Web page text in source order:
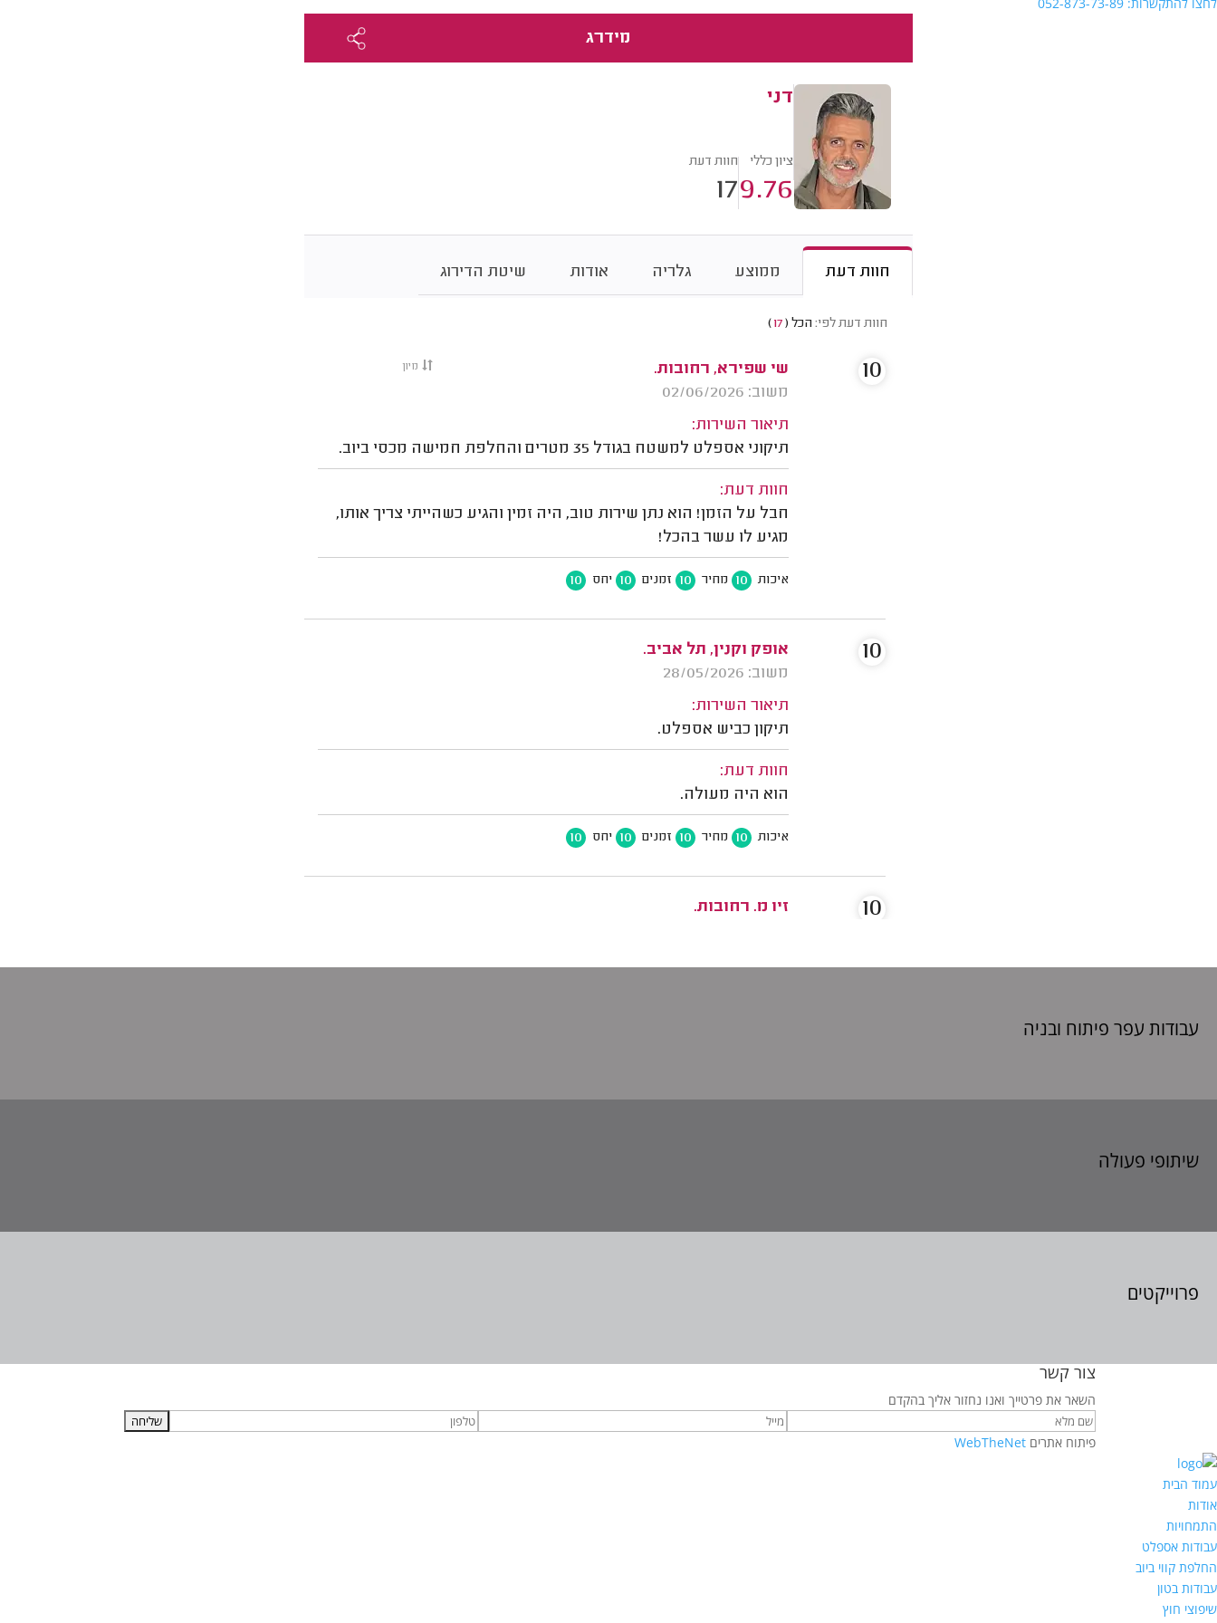
עבודות עפר פיתוח ובניה
שיתופי פעולה
פרוייקטים
צור קשר
השאר את פרטייך ואנו נחזור אליך בהקדם
פיתוח אתריםWebTheNet
עמוד הבית
אודות
התמחויות
עבודות אספלט
החלפת קווי ביוב
עבודות בטון
שיפוצי חוץ